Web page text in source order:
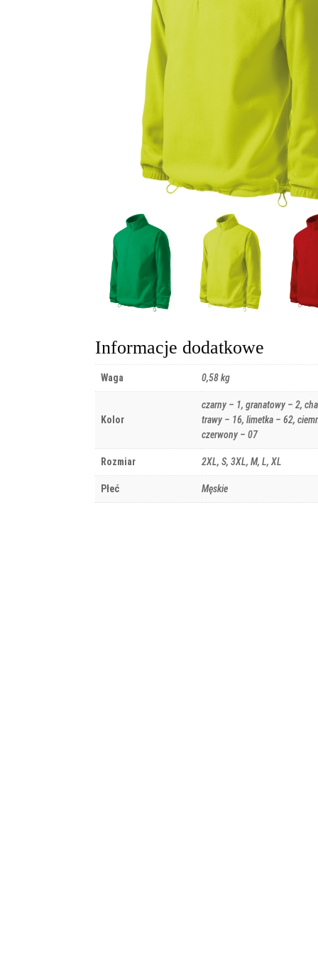
Informacje dodatkowe
Waga 0,58 kg
Kolor
czarny – 1, granatowy – 2,
trawy – 16, limetka – 62,
czerwony – 07
Rozmiar 2XL, S, 3XL, M, L, XL
Płeć Męskie